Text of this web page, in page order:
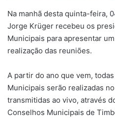
Na manhã desta quinta-feira,
Jorge Krüger recebeu os
Municipais para apresentar
realização das reuniões.
A partir do ano que vem,
Municipais serão realizadas
transmitidas ao vivo, através
Conselhos Municipais de